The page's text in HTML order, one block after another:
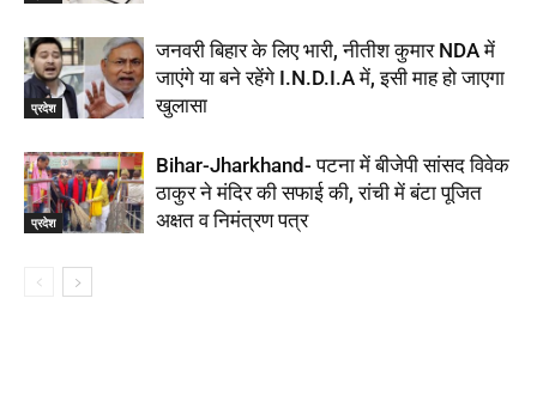
प्रदेश
जनवरी बिहार के लिए भारी, नीतीश कुमार NDA में
जाएंगे या बने रहेंगे I.N.D.I.A में, इसी माह हो जाएगा
खुलासा
प्रदेश
Bihar-Jharkhand- पटना में बीजेपी सांसद विवेक
ठाकुर ने मंदिर की सफाई की, रांची में बंटा पूजित
अक्षत व निमंत्रण पत्र